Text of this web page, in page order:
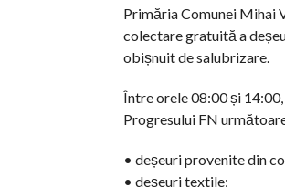
Primăria Comunei Mihai
colectare gratuită a
obișnuit de salubrizare.
Între orele 08:00 și
Progresului FN
• deșeuri provenite din
• deșeuri textile;